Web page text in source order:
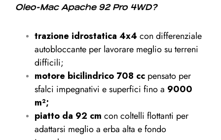
Oleo-Mac Apache 92 Pro 4WD?
trazione idrostatica 4x4 con differenziale
autobloccante per lavorare meglio su terreni
difficili;
motore bicilindrico 708 cc pensato per
sfalci impegnativi e superfici fino a 9000
m²;
piatto da 92 cm con coltelli flottanti per
adattarsi meglio a erba alta e fondo